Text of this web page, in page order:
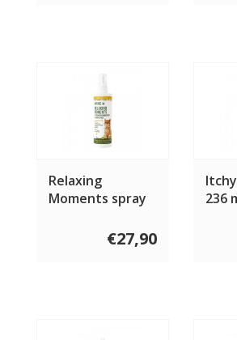
Relaxing
Moments spray
€27,90
236